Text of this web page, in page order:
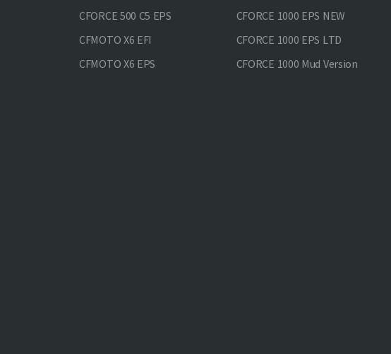
CFORCE 500 С5 EPS
CFMOTO X6 EFI
CFMOTO X6 EPS
CFORCE 1000 EPS NEW
CFORCE 1000 EPS LTD
CFORCE 1000 Mud Version